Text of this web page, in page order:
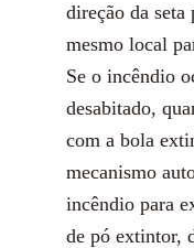
direção da
mesmo local
Se o incêndio
desabitado,
com a bola
mecanismo
incêndio para
de pó extintor,